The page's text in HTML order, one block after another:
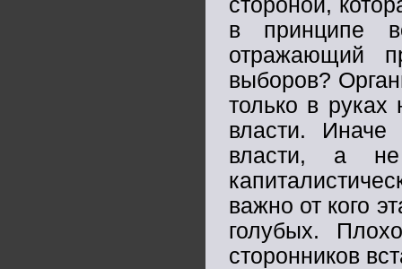
стороной,
в принципе
отражающий
выборов?
только в руках
власти. Иначе
власти, а
важно от кого
голубых.
сторонников